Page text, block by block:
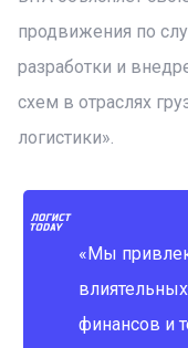
продвижения по
разработки и
схем в отраслях
логистики».
«Мы
финансов и